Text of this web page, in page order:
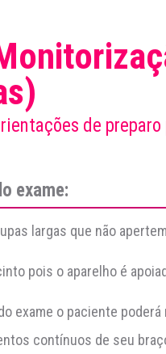
de
exame:
largas que não
pois o aparelho é
exame o paciente
contínuos de seu